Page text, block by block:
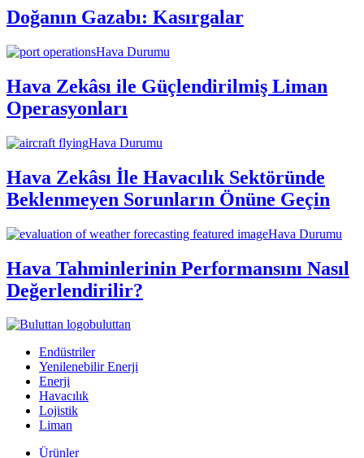
Doğanın Gazabı: Kasırgalar
Hava Durumu
Hava Zekâsı ile Güçlendirilmiş Liman
Operasyonları
Hava Durumu
Hava Zekâsı İle Havacılık Sektöründe
Beklenmeyen Sorunların Önüne Geçin
Hava Durumu
Hava Tahminlerinin Performansını Nasıl
Değerlendirilir?
buluttan
Endüstriler
Yenilenebilir Enerji
Enerji
Havacılık
Lojistik
Liman
Ürünler